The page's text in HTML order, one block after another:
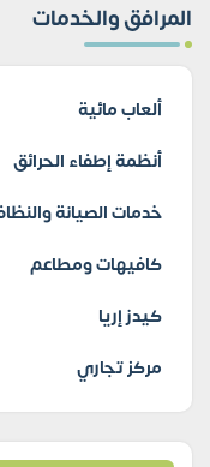
المرافق والخدمات
ألعاب مائية
أنظمة إطفاء الحرائق
خدمات الصيانة
كافيهات ومطاعم
كيدز إريا
مركز تجاري